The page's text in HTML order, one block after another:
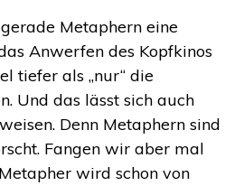
Metaphern eine
Anwerfen des Kopfkinos
tiefer als „nur“ die
Und das lässt sich auch
Denn Metaphern sind
Fangen wir aber mal
wird schon von